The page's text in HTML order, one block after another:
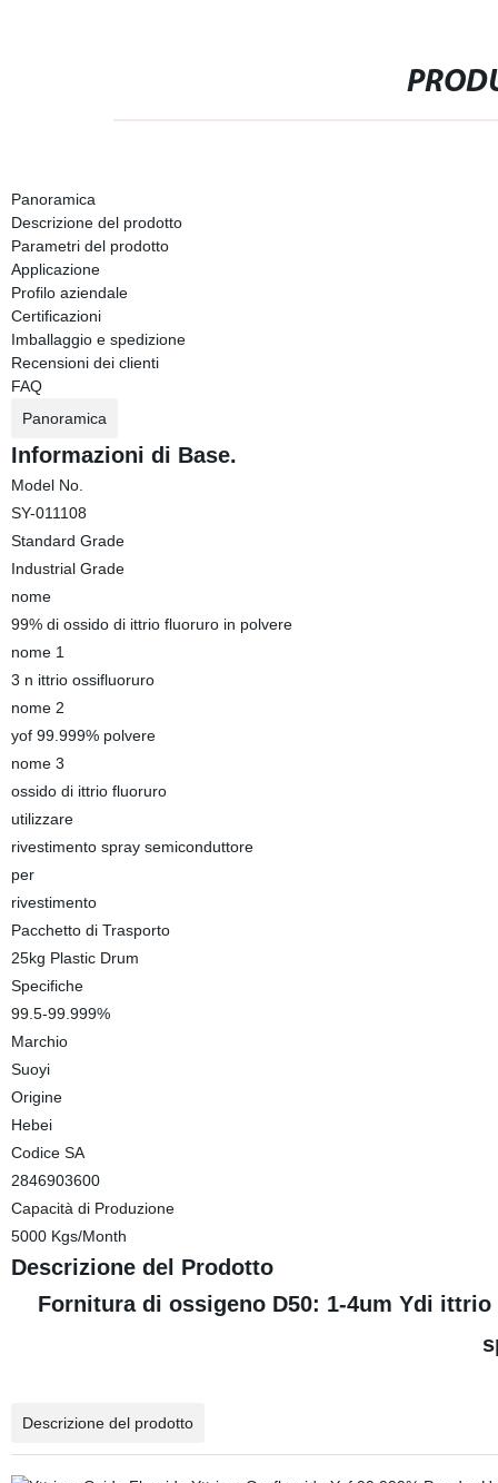
Panoramica
Descrizione del prodotto
Parametri del prodotto
Applicazione
Profilo aziendale
Certificazioni
Imballaggio e spedizione
Recensioni dei clienti
FAQ
Panoramica
Informazioni di Base.
Model No.
SY-011108
Standard Grade
Industrial Grade
nome
99% di ossido di ittrio fluoruro in polvere
nome 1
3 n ittrio ossifluoruro
nome 2
yof 99.999% polvere
nome 3
ossido di ittrio fluoruro
utilizzare
rivestimento spray semiconduttore
per
rivestimento
Pacchetto di Trasporto
25kg Plastic Drum
Specifiche
99.5-99.999%
Marchio
Suoyi
Origine
Hebei
Codice SA
2846903600
Capacità di Produzione
5000 Kgs/Month
Descrizione del Prodotto
Fornitura di ossigeno D50: 1-4um Ydi
Descrizione del prodotto